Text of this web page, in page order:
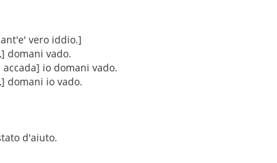
vero iddio.]
domani vado.
io domani vado.
domani io vado.
d'aiuto.